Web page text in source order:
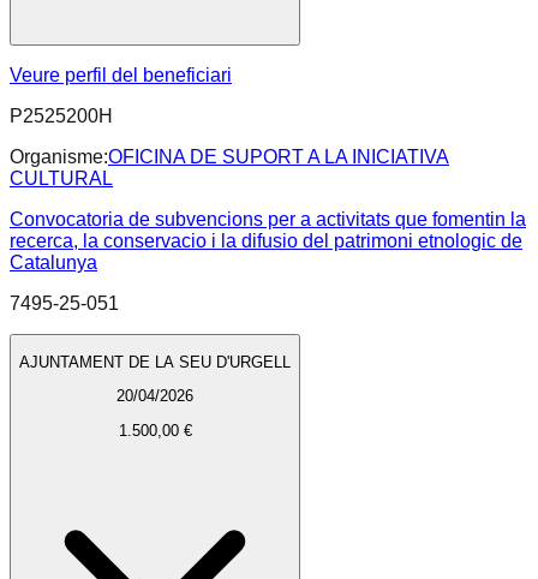
Veure perfil del beneficiari
P2525200H
Organisme:OFICINA DE SUPORT A LA INICIATIVA
CULTURAL
Convocatoria de subvencions per a activitats que fomentin la
recerca, la conservacio i la difusio del patrimoni etnologic de
Catalunya
7495-25-051
AJUNTAMENT DE LA SEU D'URGELL
20/04/2026
1.500,00 €